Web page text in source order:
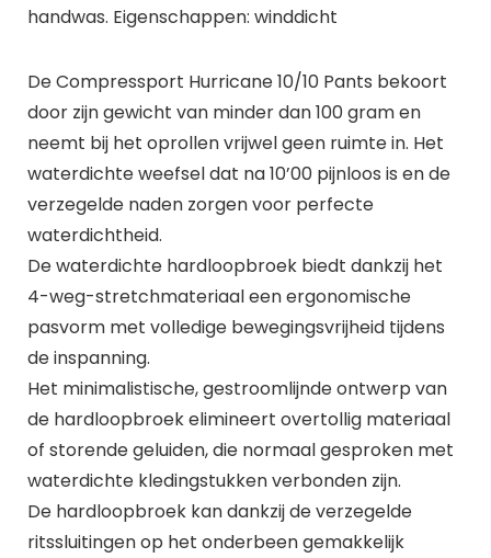
handwas. Eigenschappen: winddicht
De Compressport Hurricane 10/10 Pants bekoort
door zijn gewicht van minder dan 100 gram en
neemt bij het oprollen vrijwel geen ruimte in. Het
waterdichte weefsel dat na 10’00 pijnloos is en de
verzegelde naden zorgen voor perfecte
waterdichtheid.
De waterdichte hardloopbroek biedt dankzij het
4-weg-stretchmateriaal een ergonomische
pasvorm met volledige bewegingsvrijheid tijdens
de inspanning.
Het minimalistische, gestroomlijnde ontwerp van
de hardloopbroek elimineert overtollig materiaal
of storende geluiden, die normaal gesproken met
waterdichte kledingstukken verbonden zijn.
De hardloopbroek kan dankzij de verzegelde
ritssluitingen op het onderbeen gemakkelijk